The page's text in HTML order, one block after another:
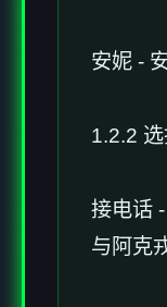
安妮 -
1.2.2
接电话
与阿克